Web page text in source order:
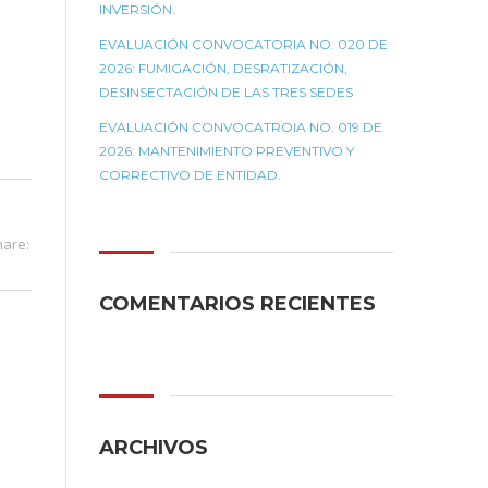
INVERSIÓN.
EVALUACIÓN CONVOCATORIA NO. 020 DE
2026: FUMIGACIÓN, DESRATIZACIÓN,
DESINSECTACIÓN DE LAS TRES SEDES
EVALUACIÓN CONVOCATROIA NO. 019 DE
2026: MANTENIMIENTO PREVENTIVO Y
CORRECTIVO DE ENTIDAD.
COMENTARIOS RECIENTES
ARCHIVOS